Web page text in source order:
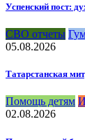
Успенский пост:
СВО отчеты
05.08.2026
Татарстанская
Помощь детям
02.08.2026